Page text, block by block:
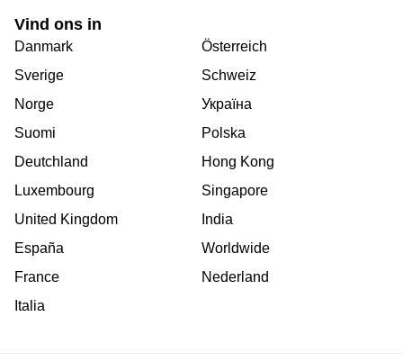
Vind ons in
Danmark
Sverige
Norge
Suomi
Deutchland
Luxembourg
United Kingdom
España
France
Italia
Österreich
Schweiz
Україна
Polska
Hong Kong
Singapore
India
Worldwide
Nederland